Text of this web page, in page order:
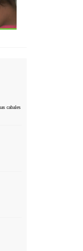
cabales